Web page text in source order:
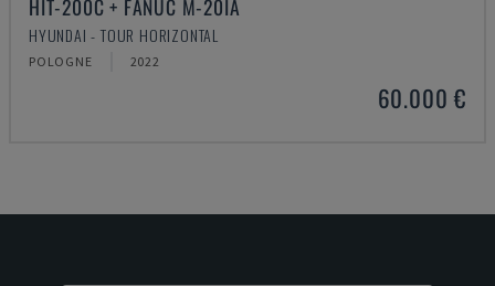
HIT-200C + FANUC M-20IA
HYUNDAI - TOUR HORIZONTAL
POLOGNE 2022
60.000 €